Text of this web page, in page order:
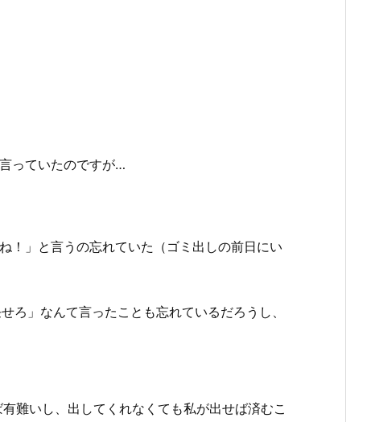
っていたのですが…
！」と言うの忘れていた（ゴミ出しの前日にい
ろ」なんて言ったことも忘れているだろうし、
難いし、出してくれなくても私が出せば済むこ